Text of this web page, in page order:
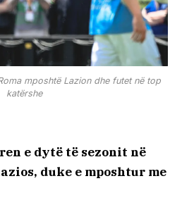
mposhtë Lazion dhe futet në top
katërshe
e dytë të sezonit në
duke e mposhtur me